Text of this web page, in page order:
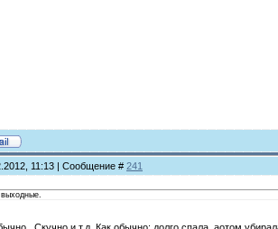
11:13 | Сообщение # 241
выходные.